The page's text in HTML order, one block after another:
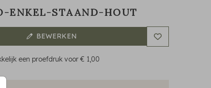
ENKEL-STAAND-HOUT
BEWERKEN
een proefdruk voor€ 1,00